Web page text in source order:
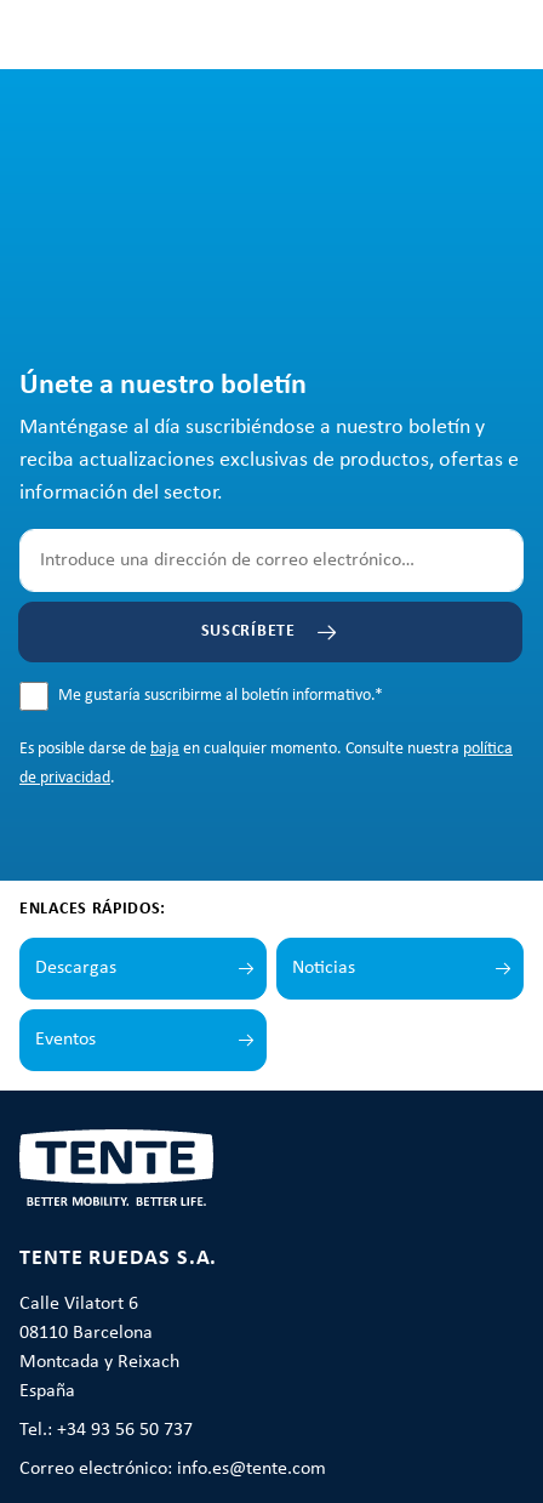
Únete a nuestro boletín
Manténgase al día suscribiéndose a nuestro boletín y
reciba actualizaciones exclusivas de productos, ofertas e
información del sector.
SUSCRÍBETE
Me gustaría suscribirme al boletín informativo.*
Es posible darse de baja en cualquier momento. Consulte nuestra política
de privacidad.
ENLACES RÁPIDOS:
Descargas Noticias
Eventos
TENTE RUEDAS S.A.
Calle Vilatort 6
08110 Barcelona
Montcada y Reixach
España
Tel.: +34 93 56 50 737
Correo electrónico: info.es@tente.com